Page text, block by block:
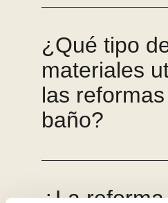
¿Qué tipo
materiales
las
baño?
¿La